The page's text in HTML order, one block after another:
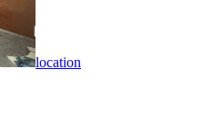
location